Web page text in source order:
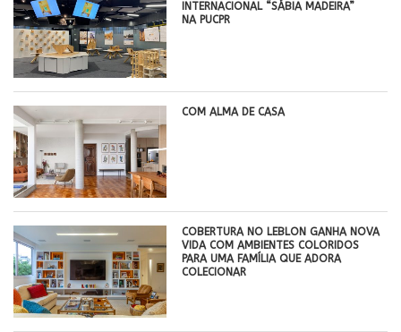
INTERNACIONAL “SÁBIA MADEIRA”
NA PUCPR
COM ALMA DE CASA
COBERTURA NO LEBLON GANHA NOVA
VIDA COM AMBIENTES COLORIDOS
PARA UMA FAMÍLIA QUE ADORA
COLECIONAR